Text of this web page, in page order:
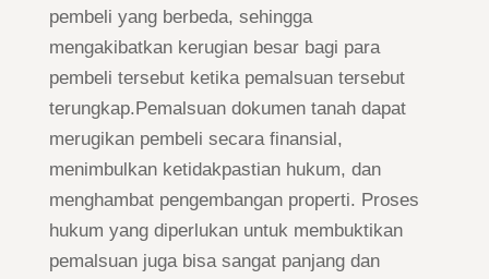
pembeli yang berbeda, sehingga
mengakibatkan kerugian besar bagi para
pembeli tersebut ketika pemalsuan tersebut
terungkap.Pemalsuan dokumen tanah dapat
merugikan pembeli secara finansial,
menimbulkan ketidakpastian hukum, dan
menghambat pengembangan properti. Proses
hukum yang diperlukan untuk membuktikan
pemalsuan juga bisa sangat panjang dan